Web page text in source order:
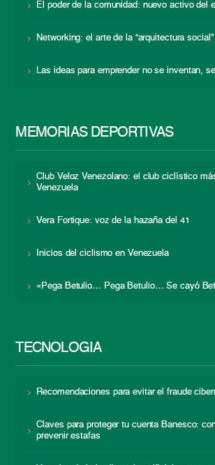
El poder de la comunidad: nuevo activo del
Networking: el arte de la “arquitectura
Las ideas para emprender no se inventan,
MEMORIAS DEPORTIVAS
Club Veloz Venezolano: el club ciclístico
Venezuela
Vera Fortique: voz de la hazaña del 41
Inicios del ciclismo en Venezuela
«Pega Betulio… Pega Betulio… Se cayó
TECNOLOGÍA
Recomendaciones para evitar el fraude
Claves para proteger tu cuenta Banesco:
prevenir estafas